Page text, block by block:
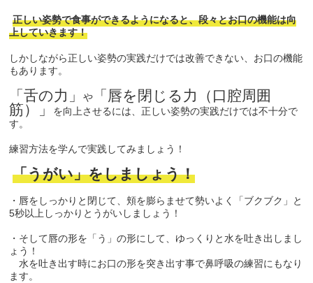
正しい姿勢で食事ができるようになると、段々とお口の機能は向
上していきます！
しかしながら正しい姿勢の実践だけでは改善できない、お口の機能
もあります。
「舌の力」や
「唇を閉じる力（口腔周囲
筋）」
を向上させるには、正しい姿勢の実践だけでは不十分で
す。
練習方法を学んで実践してみましょう！
「うがい」をしましょう！
・唇をしっかりと閉じて、頬を膨らませて勢いよく「ブクブク」と
5秒以上しっかりとうがいしましょう！
・そして唇の形を「う」の形にして、ゆっくりと水を吐き出しまし
ょう！
水を吐き出す時にお口の形を突き出す事で鼻呼吸の練習にもなり
ます。